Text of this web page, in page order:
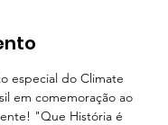
especial do Climate
em comemoração ao
"Que História é